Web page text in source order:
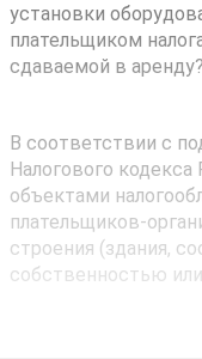
установки
плательщиком
сдаваемой в аренду?
В соответствии с
Налогового
объектами
плательщиков-
строения (здания,
собственностью